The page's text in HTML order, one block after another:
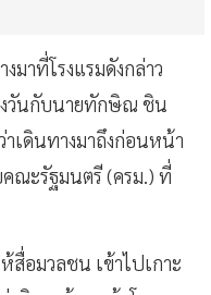
มาที่โรงแรมดังกล่าว
วันกับนายทักษิณ ชิน
เดินทางมาถึงก่อนหน้า
ณะรัฐมนตรี (ครม.) ที่
สื่อมวลชน เข้าไปเกาะ